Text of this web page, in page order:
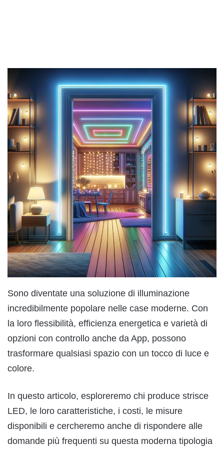
Sono diventate una soluzione di illuminazione
incredibilmente popolare nelle case moderne. Con
la loro flessibilità, efficienza energetica e varietà di
opzioni con controllo anche da App, possono
trasformare qualsiasi spazio con un tocco di luce e
colore.
In questo articolo, esploreremo chi produce strisce
LED, le loro caratteristiche, i costi, le misure
disponibili e cercheremo anche di rispondere alle
domande più frequenti su questa moderna tipologia